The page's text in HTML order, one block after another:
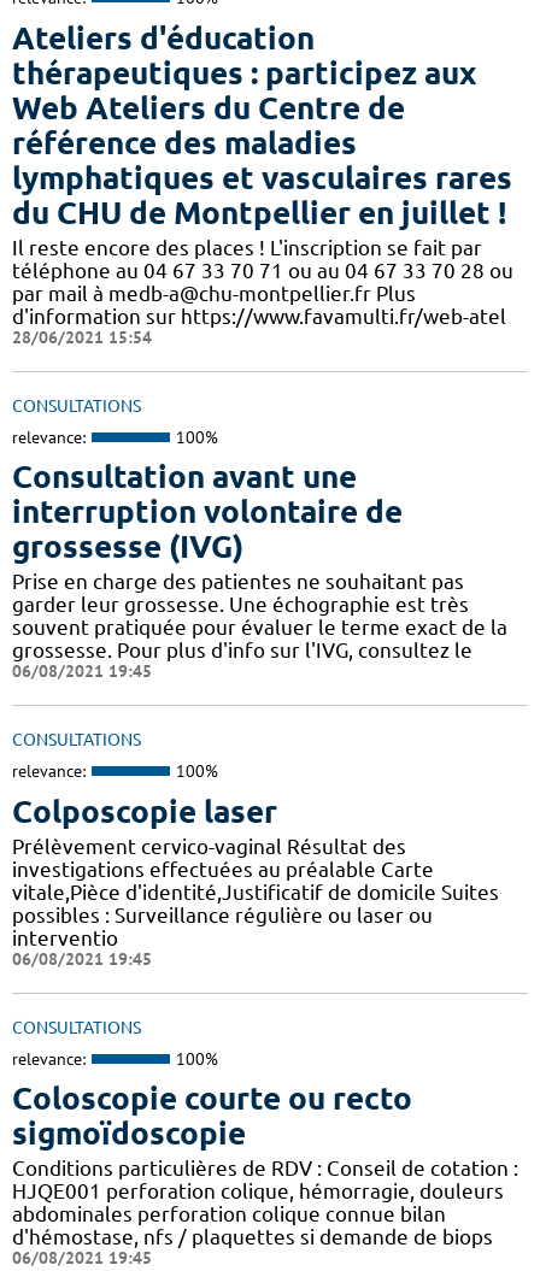
Ateliers d'éducation
thérapeutiques : participez aux
Web Ateliers du Centre de
référence des maladies
lymphatiques et vasculaires rares
du CHU de Montpellier en juillet !
Il reste encore des places ! L'inscription se fait par
téléphone au 04 67 33 70 71 ou au 04 67 33 70 28 ou
par mail à medb-a@chu-montpellier.fr Plus
d'information sur https://www.favamulti.fr/web-atel
28/06/2021 15:54
CONSULTATIONS
relevance: 100%
Consultation avant une
interruption volontaire de
grossesse (IVG)
Prise en charge des patientes ne souhaitant pas
garder leur grossesse. Une échographie est très
souvent pratiquée pour évaluer le terme exact de la
grossesse. Pour plus d'info sur l'IVG, consultez le
06/08/2021 19:45
CONSULTATIONS
relevance: 100%
Colposcopie laser
Prélèvement cervico-vaginal Résultat des
investigations effectuées au préalable Carte
vitale,Pièce d'identité,Justificatif de domicile Suites
possibles : Surveillance régulière ou laser ou
interventio
06/08/2021 19:45
CONSULTATIONS
relevance: 100%
Coloscopie courte ou recto
sigmoïdoscopie
Conditions particulières de RDV : Conseil de cotation :
HJQE001 perforation colique, hémorragie, douleurs
abdominales perforation colique connue bilan
d'hémostase, nfs / plaquettes si demande de biops
06/08/2021 19:45